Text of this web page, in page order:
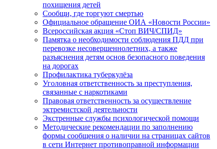
похищения детей
Сообщи, где торгуют смертью
Официальное обращение ОИА «Новости России»
Всероссийская акция «Стоп ВИЧ/СПИД»
Памятка о необходимости соблюдения ПДД при
перевозке несовершеннолетних, а также
разъяснения детям основ безопасного поведения
на дорогах
Профилактика туберкулёза
Уголовная ответственность за преступления,
связанные с наркотиками
Правовая ответственность за осуществление
эктремистской деятельности
Экстренные службы психологической помощи
Методические рекомендации по заполнению
формы сообщения о наличии на страницах сайтов
в сети Интернет противоправной информации